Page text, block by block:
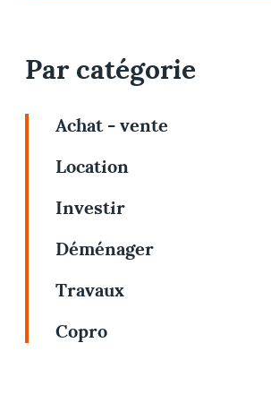
Par catégorie
Achat - vente
Location
Investir
Déménager
Travaux
Copro